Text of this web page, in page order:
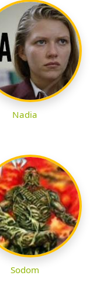
Nadia
Sodom